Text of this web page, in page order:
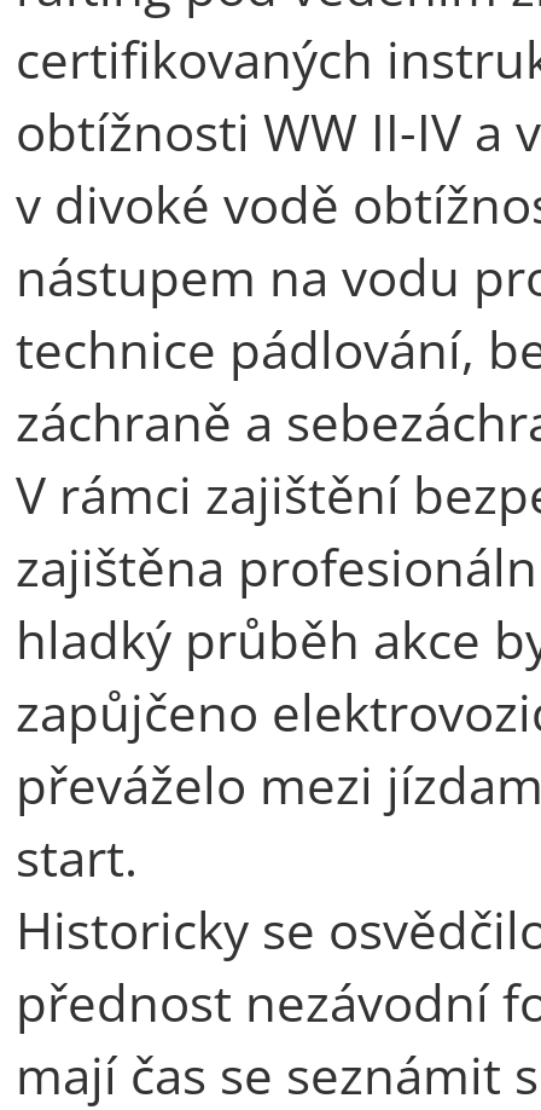
certifikovaných
obtížnosti WW II-IV a
v divoké vodě
nástupem na vodu
technice pádlování,
záchraně a
V rámci zajištění
zajištěna
hladký průběh akce
zapůjčeno
převáželo mezi
start.
Historicky se
přednost nezávodní
mají čas se seznámit